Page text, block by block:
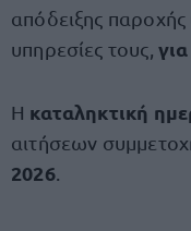
απόδειξης παροχής
υπηρεσίες τους,
Η καταληκτική
αιτήσεων
2026.